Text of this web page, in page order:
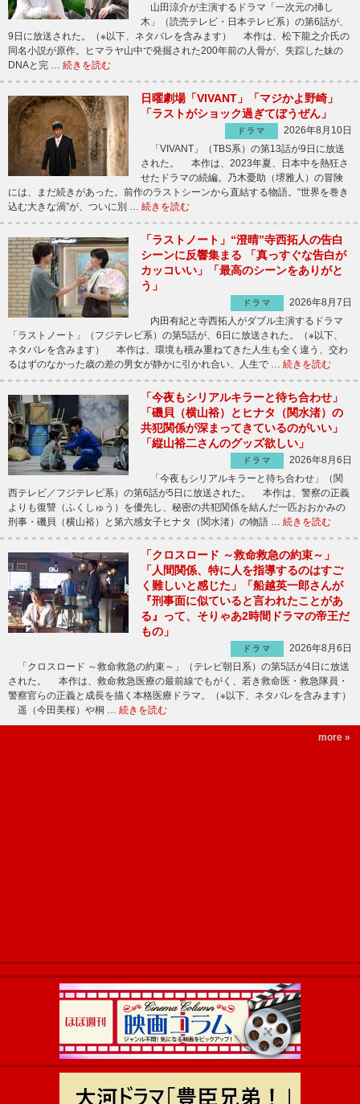
山田涼介が主演するドラマ「一次元の挿し
木」（読売テレビ・日本テレビ系）の第6話が、
9日に放送された。（※以下、ネタバレを含みます） 本作は、松下龍之介氏の
同名小説が原作。ヒマラヤ山中で発掘された200年前の人骨が、失踪した妹の
DNAと完 … 続きを読む
日曜劇場「VIVANT」「マジかよ野崎」
「ラストがショック過ぎてぼうぜん」
ドラマ
2026年8月10日
「VIVANT」（TBS系）の第13話が9日に放送
された。 本作は、2023年夏、日本中を熱狂さ
せたドラマの続編。乃木憂助（堺雅人）の冒険
には、まだ続きがあった。前作のラストシーンから直結する物語。“世界を巻き
込む大きな渦”が、ついに別 … 続きを読む
「ラストノート」“澄晴”寺西拓人の告白
シーンに反響集まる 「真っすぐな告白が
カッコいい」「最高のシーンをありがと
う」
ドラマ
2026年8月7日
内田有紀と寺西拓人がダブル主演するドラマ
「ラストノート」（フジテレビ系）の第5話が、6日に放送された。（※以下、
ネタバレを含みます） 本作は、環境も積み重ねてきた人生も全く違う、交わ
るはずのなかった歳の差の男女が静かに引かれ合い、人生で … 続きを読む
「今夜もシリアルキラーと待ち合わせ」
「磯貝（横山裕）とヒナタ（関水渚）の
共犯関係が深まってきているのがいい」
「縦山裕二さんのグッズ欲しい」
ドラマ
2026年8月6日
「今夜もシリアルキラーと待ち合わせ」（関
西テレビ／フジテレビ系）の第6話が5日に放送された。 本作は、警察の正義
よりも復讐（ふくしゅう）を優先し、秘密の共犯関係を結んだ一匹おおかみの
刑事・磯貝（横山裕）と第六感女子ヒナタ（関水渚）の物語 … 続きを読む
「クロスロード ～救命救急の約束～」
「人間関係、特に人を指導するのはすご
く難しいと感じた」「船越英一郎さんが
『刑事面に似ていると言われたことがあ
る』って、そりゃあ2時間ドラマの帝王だ
もの」
ドラマ
2026年8月6日
「クロスロード ～救命救急の約束～」（テレビ朝日系）の第5話が4日に放送
された。 本作は、救命救急医療の最前線でもがく、若き救命医・救急隊員・
警察官らの正義と成長を描く本格医療ドラマ。（※以下、ネタバレを含みます）
遥（今田美桜）や桐 … 続きを読む
more »